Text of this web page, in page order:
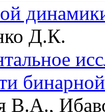
Д.К.
В.А.,